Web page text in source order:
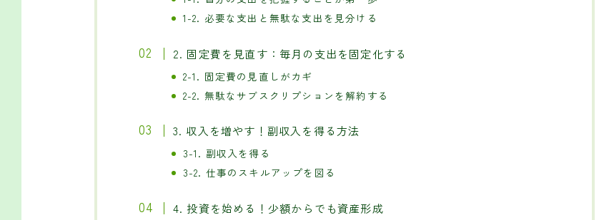
1-2. 必要な支出と無駄な支出を見分ける
2. 固定費を見直す：毎月の支出を固定化する
2-1. 固定費の見直しがカギ
2-2. 無駄なサブスクリプションを解約する
3. 収入を増やす！副収入を得る方法
3-1. 副収入を得る
3-2. 仕事のスキルアップを図る
4. 投資を始める！少額からでも資産形成